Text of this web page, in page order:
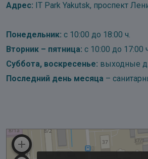
Адрес: IT Park Yakutsk, проспект
Понедельник: с 10:00 до 18:00 ч.
Вторник – пятница: с 10:00 до 17:00
Суббота, воскресенье: выходные
Последний день месяца –